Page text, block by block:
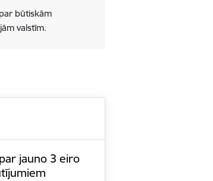
būtiskām
valstīm.
jauno 3 eiro